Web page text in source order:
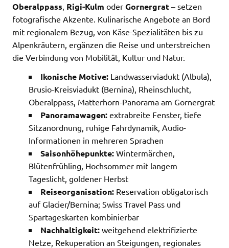
Oberalppass Rigi-Kulm oder Gornergrat – setzen
fotografische Akzente. Kulinarische Angebote an Bord
mit regionalem Bezug, von Käse-Spezialitäten bis zu
Alpenkräutern, ergänzen die Reise und unterstreichen
die Verbindung von Mobilität, Kultur und Natur.
Ikonische Motive: Landwasserviadukt (Albula),
Brusio-Kreisviadukt (Bernina), Rheinschlucht,
Oberalppass, Matterhorn-Panorama am Gornergrat
Panoramawagen: extrabreite Fenster, tiefe
Sitzanordnung, ruhige Fahrdynamik, Audio-
Informationen in mehreren Sprachen
Saisonhöhepunkte: Wintermärchen,
Blütenfrühling, Hochsommer mit langem
Tageslicht, goldener Herbst
Reiseorganisation: Reservation obligatorisch
auf Glacier/Bernina; Swiss Travel Pass und
Spartageskarten kombinierbar
Nachhaltigkeit: weitgehend elektrifizierte
Netze, Rekuperation an Steigungen, regionales